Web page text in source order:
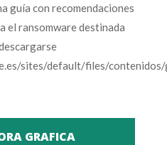
guía con recomendaciones
el ransomware destinada
sites/default/files/contenidos/
GRAFICA